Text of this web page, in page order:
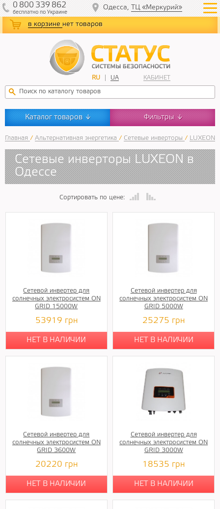
в корзине нет товаров
RU UA КАБИНЕТ
0 800 339 862
бесплатнопо Украине
Одесса, ТЦ «Меркурий»
Каталог товаров ↓ Фильтры ↓
Главная / Альтернативная энергетика / Сетевые инверторы / LUXEON
Сетевые инверторы LUXEON в
Одессе
Сортировать по цене:
Сетевой инвертер для
солнечных электросистем ON
GRID 15000W
53919 грн
НЕТ В НАЛИЧИИ
Сетевой инвертер для
солнечных электросистем ON
GRID 5000W
25275 грн
НЕТ В НАЛИЧИИ
Сетевой инвертер для
солнечных электросистем ON
GRID 3600W
20220 грн
НЕТ В НАЛИЧИИ
Сетевой инвертер для
солнечных электросистем ON
GRID 3000W
18535 грн
НЕТ В НАЛИЧИИ